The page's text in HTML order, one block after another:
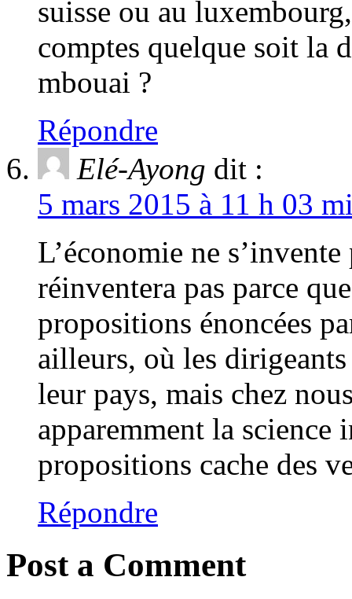
suisse ou au
comptes quelque soit la
mbouai ?
Répondre
Elé-Ayong dit :
5 mars 2015 à 11 h 03
L’économie ne
réinventera pas parce
propositions énoncées
ailleurs, où les
leur pays, mais chez
apparemment la science
propositions cache des
Répondre
Post a Comment